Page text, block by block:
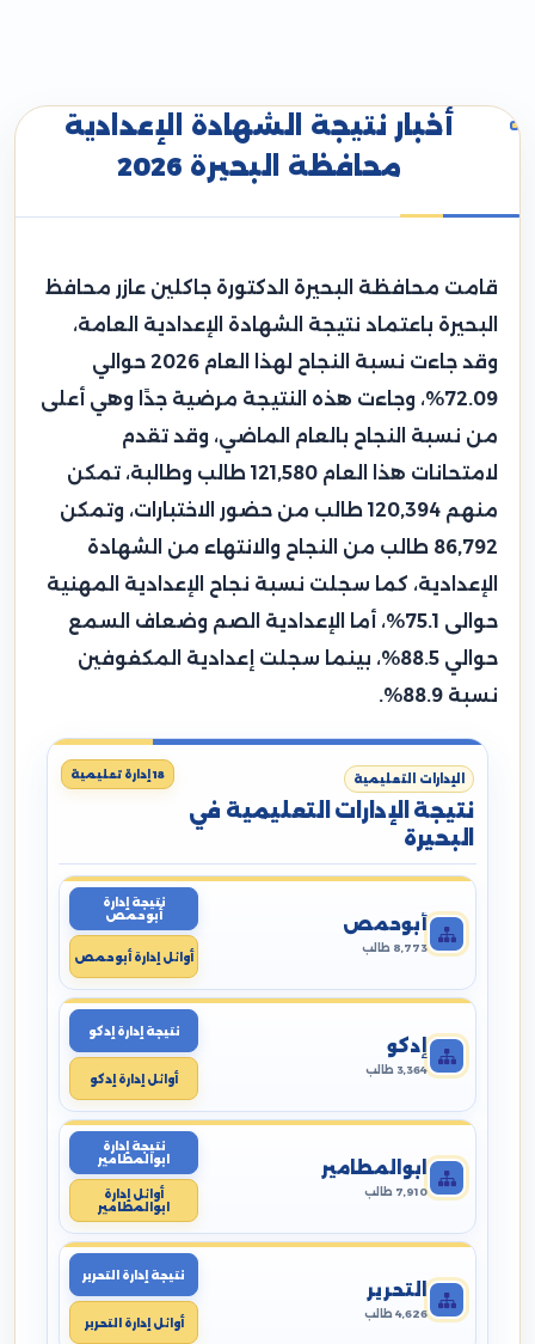
أخبار نتيجة الشهادة الإعدادية
محافظة البحيرة 2026
قامت محافظة البحيرة الدكتورة جاكلين عازر محافظ
البحيرة باعتماد نتيجة الشهادة الإعدادية العامة،
وقد جاءت نسبة النجاح لهذا العام 2026 حوالي
72.09%، وجاءت هذه النتيجة مرضية جدًا وهي أعلى
من نسبة النجاح بالعام الماضي، وقد تقدم
لامتحانات هذا العام 121,580 طالب وطالبة، تمكن
منهم 120,394 طالب من حضور الاختبارات، وتمكن
86,792 طالب من النجاح والانتهاء من الشهادة
الإعدادية، كما سجلت نسبة نجاح الإعدادية المهنية
حوالى 75.1%، أما الإعدادية الصم وضعاف السمع
حوالي 88.5%، بينما سجلت إعدادية المكفوفين
نسبة 88.9%.
الإدارات التعليمية
نتيجة الإدارات التعليمية في
البحيرة
18 إدارة تعليمية
أبوحمص
8,773 طالب
نتيجة إدارة
أبوحمص
أوائل إدارة أبوحمص
إدكو
3,364 طالب
نتيجة إدارة إدكو
أوائل إدارة إدكو
ابوالمطامير
7,910 طالب
نتيجة إدارة
ابوالمطامير
أوائل إدارة
ابوالمطامير
التحرير
4,626 طالب
نتيجة إدارة التحرير
أوائل إدارة التحرير